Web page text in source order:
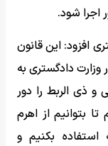
اجرا شود.
افزود: این قانون
وزارت دادگستری به
و ذی الربط را دور
بتوانیم از اهرم
بکنیم و